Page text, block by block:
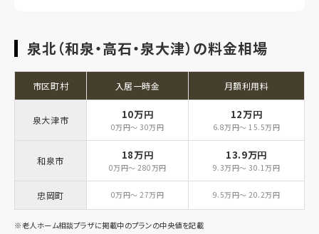
泉北（和泉・高石・泉大津）の料金相場
市区町村 入居一時金 月額利用料
泉大津市 10万円
0万円～ 30万円
12万円
6.8万円～ 15.5万円
和泉市 18万円
0万円～ 280万円
13.9万円
9.3万円～ 30.1万円
忠岡町 0万円～ 27万円 9.5万円～ 20.2万円
※老人ホーム相談プラザに掲載中のプランの中央値を記載